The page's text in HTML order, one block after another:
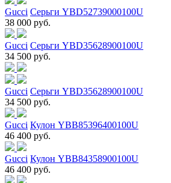
Gucci Серьги YBD52739000100U
38 000 руб.
Gucci Серьги YBD35628900100U
34 500 руб.
Gucci Серьги YBD35628900100U
34 500 руб.
Gucci Кулон YBB85396400100U
46 400 руб.
Gucci Кулон YBB84358900100U
46 400 руб.